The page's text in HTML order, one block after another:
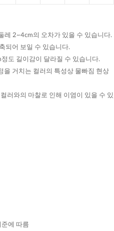
레 2~4cm의 오차가 있을 수 있습니다.
되어 보일 수 있습니다.
도 길이감이 달라질 수 있습니다.
을 거치는 컬러의 특성상 물빠짐 현상
러와의 마찰로 인해 이염이 있을 수 있
에 따름